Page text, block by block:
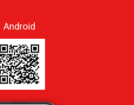
Android